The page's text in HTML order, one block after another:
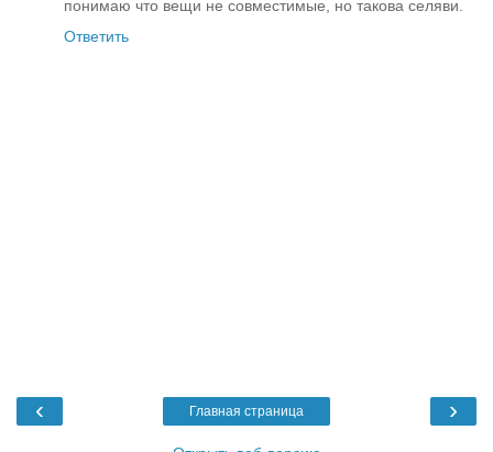
понимаю что вещи не совместимые, но такова селяви.
Ответить
‹ ›
Главная страница